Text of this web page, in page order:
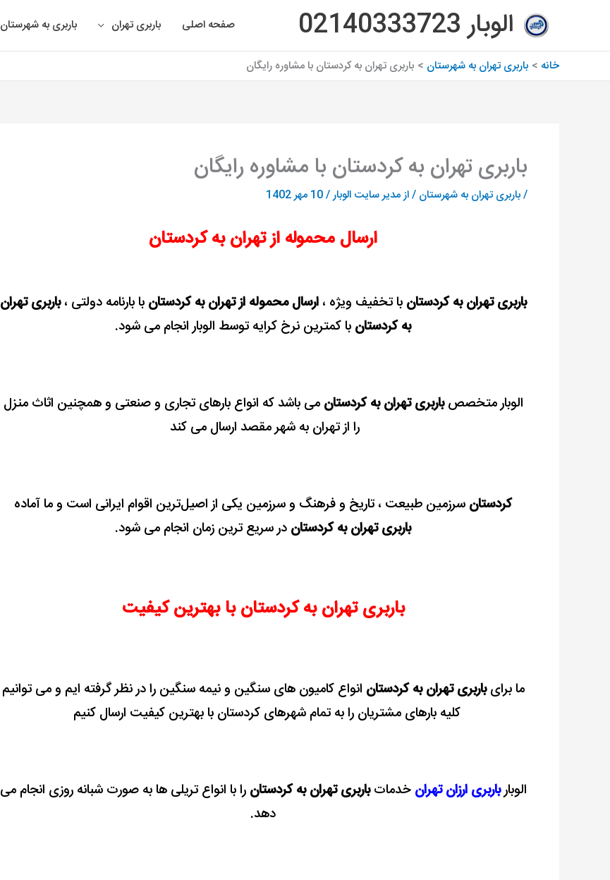
محتوا
الوبار 02140333723 صفحه اصلی باربری تهران باربری به شهرستان
خانه باربری تهران به شهرستان باربری تهران به کردستان با مشاوره رایگان
باربری تهران به کردستان با مشاوره رایگان
/باربری تهران به شهرستان / ازمدیر سایت الوبار/10 مهر 1402
ارسال محموله از تهران به کردستان
باربری تهران به کردستان با تخفیف ویژه ،ارسال محموله از تهران به کردستان با بارنامه دولتی ،باربری تهران
به کردستان با کمترین نرخ کرایه توسط الوبار انجام می شود.
الوبار متخصصباربری تهران به کردستان می باشد که انواع بارهای تجاری و صنعتی و همچنین اثاث منزل
را از تهران به شهر مقصد ارسال می کند
کردستان سرزمین طبیعت ، تاریخ و فرهنگ و سرزمین یکی از اصیل‌ترین اقوام ایرانی است و ما آماده
باربری تهران به کردستان در سریع ترین زمان انجام می شود.
باربری تهران به کردستان با بهترین کیفیت
ما برایباربری تهران به کردستان انواع کامیون های سنگین و نیمه سنگین را در نظر گرفته ایم و می توانیم
کلیه بارهای مشتریان را به تمام شهرهای کردستان با بهترین کیفیت ارسال کنیم
الوبارباربری ارزان تهران خدماتباربری تهران به کردستان را با انواع تریلی ها به صورت شبانه روزی انجام می
دهد.